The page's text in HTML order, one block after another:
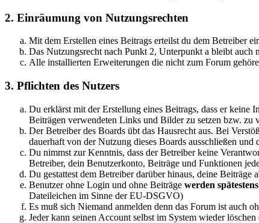
2. Einräumung von Nutzungsrechten
Mit dem Erstellen eines Beitrags erteilst du dem Betreiber
Das Nutzungsrecht nach Punkt 2, Unterpunkt a bleibt auch
Alle installierten Erweiterungen die nicht zum Forum
3. Pflichten des Nutzers
Du erklärst mit der Erstellung eines Beitrags, dass er keine
Beiträgen verwendeten Links und Bilder zu setzen bzw. zu
Der Betreiber des Boards übt das Hausrecht aus. Bei
dauerhaft von der Nutzung dieses Boards ausschließen und
Du nimmst zur Kenntnis, dass der Betreiber keine
Betreiber, dein Benutzerkonto, Beiträge und Funktionen
Du gestattest dem Betreiber darüber hinaus, deine
Benutzer ohne Login und ohne Beiträge werden
Dateileichen im Sinne der EU-DSGVO)
Es muß sich Niemand anmelden denn das Forum ist auch
Jeder kann seinen Account selbst im System wieder